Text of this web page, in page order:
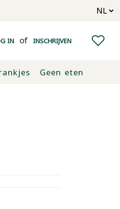
IN of INSCHRIJVEN
Geen eten